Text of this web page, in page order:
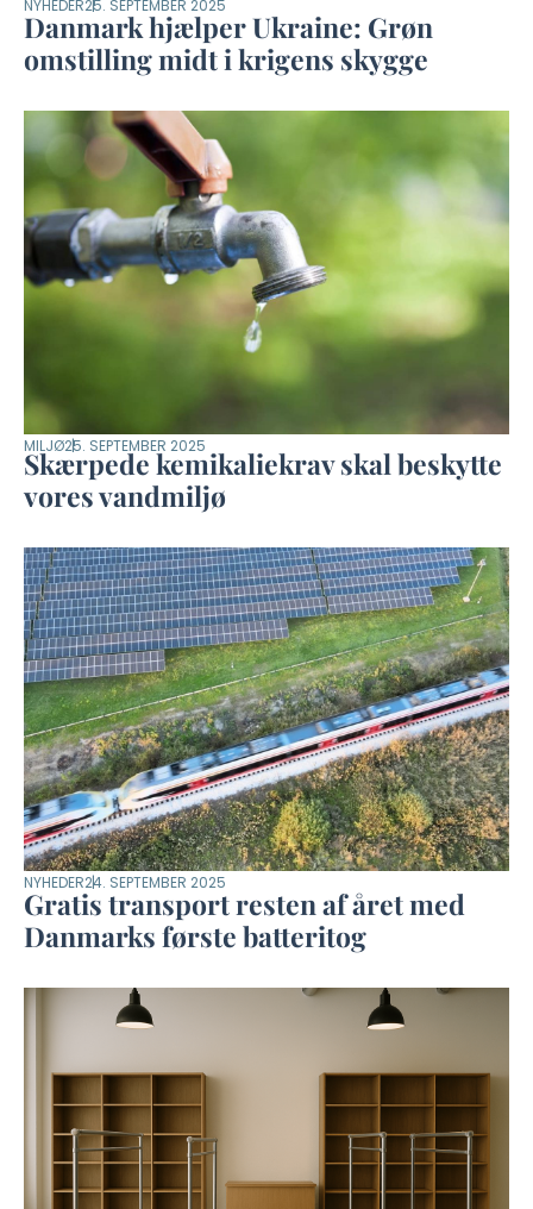
NYHEDER25. SEPTEMBER 2025
Danmark hjælper Ukraine: Grøn
omstilling midt i krigens skygge
MILJØ25. SEPTEMBER 2025
Skærpede kemikaliekrav skal beskytte
vores vandmiljø
NYHEDER24. SEPTEMBER 2025
Gratis transport resten af året med
Danmarks første batteritog